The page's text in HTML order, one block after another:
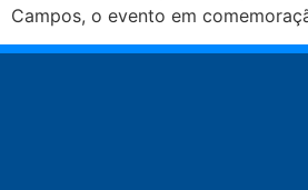
Campos, o evento em